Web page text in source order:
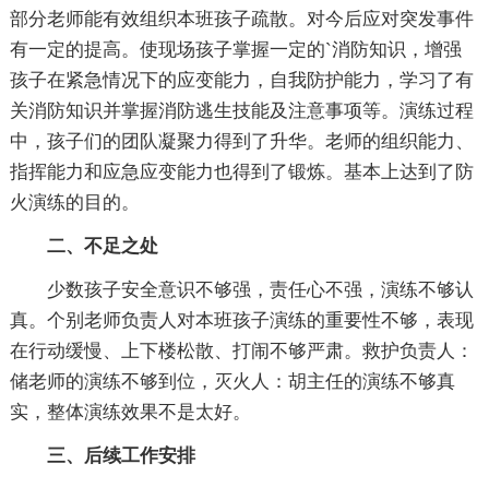
部分老师能有效组织本班孩子疏散。对今后应对突发事件
有一定的提高。使现场孩子掌握一定的`消防知识，增强
孩子在紧急情况下的应变能力，自我防护能力，学习了有
关消防知识并掌握消防逃生技能及注意事项等。演练过程
中，孩子们的团队凝聚力得到了升华。老师的组织能力、
指挥能力和应急应变能力也得到了锻炼。基本上达到了防
火演练的目的。
二、不足之处
少数孩子安全意识不够强，责任心不强，演练不够认
真。个别老师负责人对本班孩子演练的重要性不够，表现
在行动缓慢、上下楼松散、打闹不够严肃。救护负责人：
储老师的演练不够到位，灭火人：胡主任的演练不够真
实，整体演练效果不是太好。
三、后续工作安排